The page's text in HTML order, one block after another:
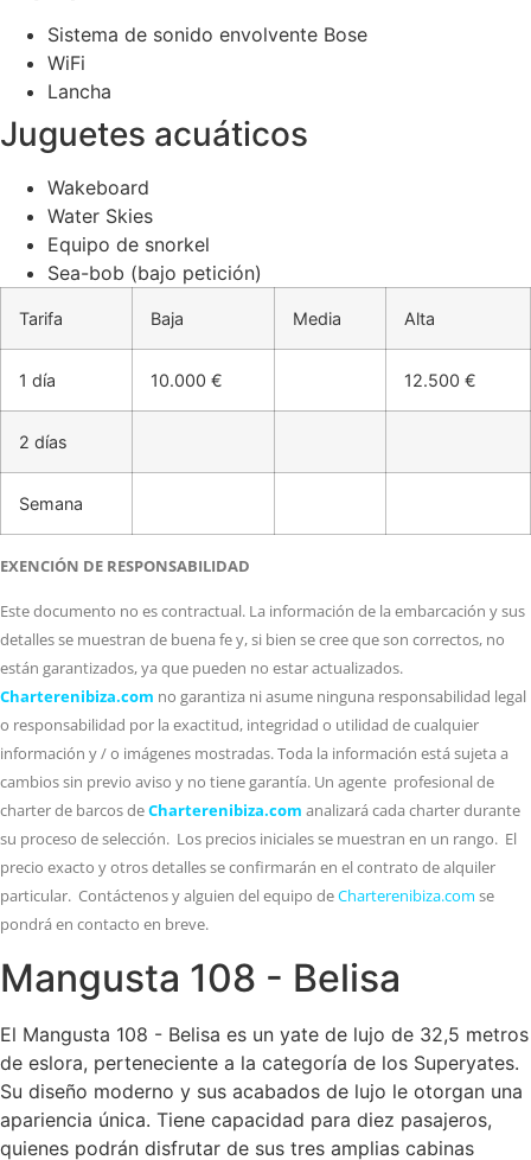
Sistema de sonido envolvente Bose
WiFi
Lancha
Juguetes acuáticos
Wakeboard
Water Skies
Equipo de snorkel
Sea-bob (bajo petición)
Tarifa Baja Media Alta
1 día 10.000 € 12.500 €
2 días
Semana
EXENCIÓN DE RESPONSABILIDAD
Este documento no es contractual. La información de la embarcación y sus
detalles se muestran de buena fe y, si bien se cree que son correctos, no
están garantizados, ya que pueden no estar actualizados.
Charterenibiza.com no garantiza ni asume ninguna responsabilidad legal
o responsabilidad por la exactitud, integridad o utilidad de cualquier
información y / o imágenes mostradas. Toda la información está sujeta a
cambios sin previo aviso y no tiene garantía. Un agente profesional de
charter de barcos deCharterenibiza.com analizará cada charter durante
su proceso de selección. Los precios iniciales se muestran en un rango. El
precio exacto y otros detalles se confirmarán en el contrato de alquiler
particular. Contáctenos y alguien del equipo deCharterenibiza.com se
pondrá en contacto en breve.
Mangusta 108 - Belisa
El Mangusta 108 - Belisa es un yate de lujo de 32,5 metros
de eslora, perteneciente a la categoría de los Superyates.
Su diseño moderno y sus acabados de lujo le otorgan una
apariencia única. Tiene capacidad para diez pasajeros,
quienes podrán disfrutar de sus tres amplias cabinas